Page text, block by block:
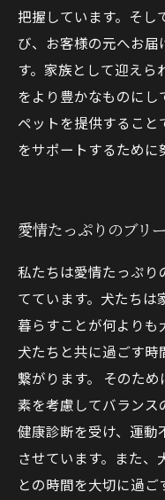
把握しています。そし
び、お客様の元へお届
す。家族として迎え
をより豊かなものにし
ペットを提供すること
をサポートするために
愛情たっぷりのブリ
私たちは愛情たっぷり
てています。犬たちは
暮らすことが何よりも
犬たちと共に過ごす
繋がります。 そのた
素を考慮してバランス
健康診断を受け、運動
させています。また、
との時間を大切に過